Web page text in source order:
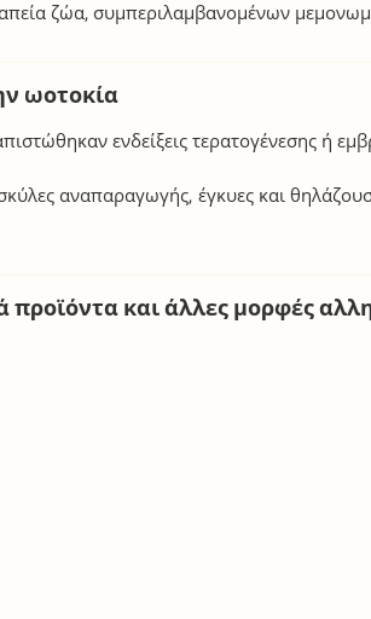
ζώα, συμπεριλαμβανομένων
ωοτοκία
ενδείξεις τερατογένεσης ή
αναπαραγωγής, έγκυες και
και άλλες μορφές